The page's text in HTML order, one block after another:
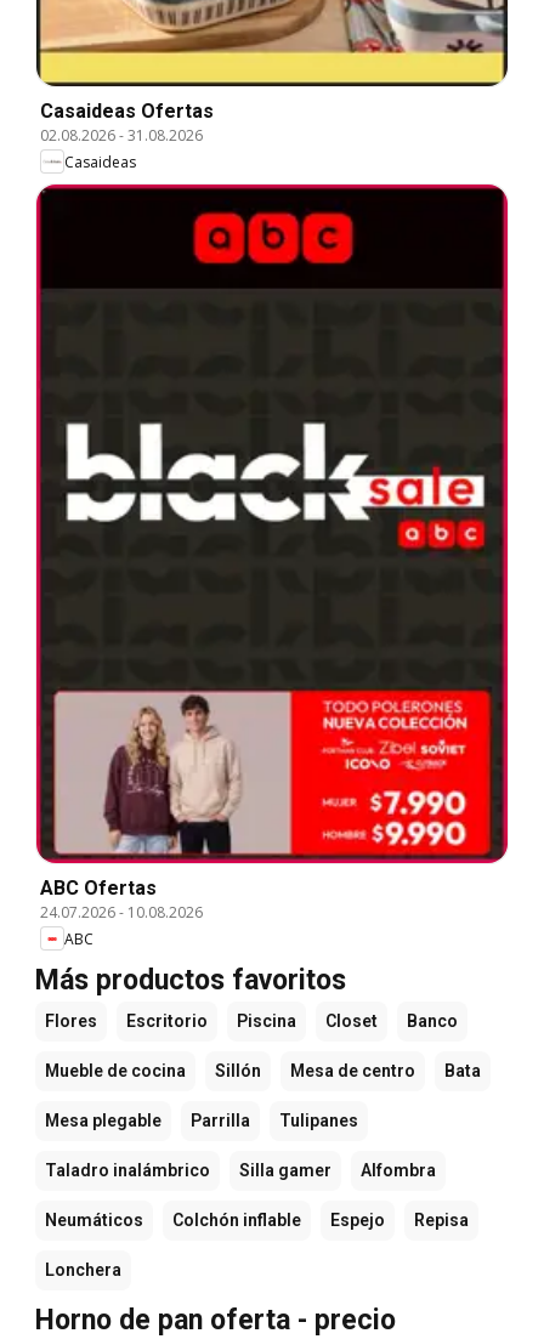
Casaideas Ofertas
02.08.2026-31.08.2026
Casaideas
ABC Ofertas
24.07.2026- 10.08.2026
ABC
Más productos favoritos
Flores Escritorio Piscina Closet Banco
Mueble de cocina Sillón Mesa de centro Bata
Mesa plegable Parrilla Tulipanes
Taladro inalámbrico Silla gamer Alfombra
Neumáticos Colchón inflable Espejo Repisa
Lonchera
Horno de pan oferta - precio